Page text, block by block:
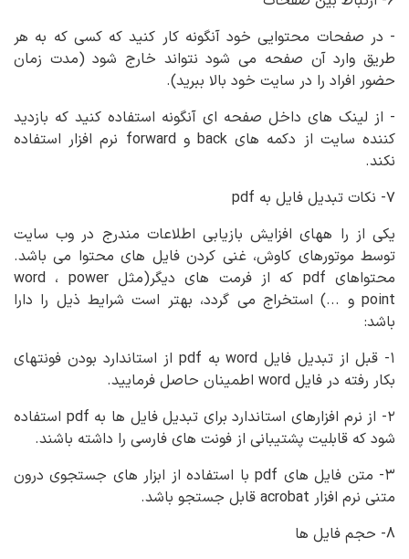
- در صفحات محتوایی خود آنگونه کار کنید که کسی که به هر
طریق وارد آن صفحه می شود نتواند خارج شود (مدت زمان
حضور افراد را در سایت خود بالا ببرید).
- از لینک های داخل صفحه ای آنگونه استفاده کنید که بازدید
کننده سایت از دکمه های back و forward نرم افزار استفاده
نکند.
۷- نکات تبدیل فایل به pdf
یکی از را ههای افزایش بازیابی اطلاعات مندرج در وب سایت
توسط موتورهای کاوش، غنی کردن فایل های محتوا می باشد.
محتواهای pdf که از فرمت های دیگر(مثل word ، power
point و ...) استخراج می گردد، بهتر است شرایط ذیل را دارا
باشد:
۱- قبل از تبدیل فایل word به pdf از استاندارد بودن فونتهای
بکار رفته در فایل word اطمینان حاصل فرمایید.
۲- از نرم افزارهای استاندارد برای تبدیل فایل ها به pdf استفاده
شود که قابلیت پشتیبانی از فونت های فارسی را داشته باشند.
۳- متن فایل های pdf با استفاده از ابزار های جستجوی درون
متنی نرم افزار acrobat قابل جستجو باشد.
8- حجم فایل ها